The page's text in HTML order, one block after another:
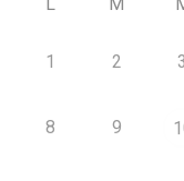
1 2 3
8 9